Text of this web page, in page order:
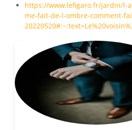
https://www.lefigaro.fr/jardin/l-
me-fait-de-l-ombre-comment-